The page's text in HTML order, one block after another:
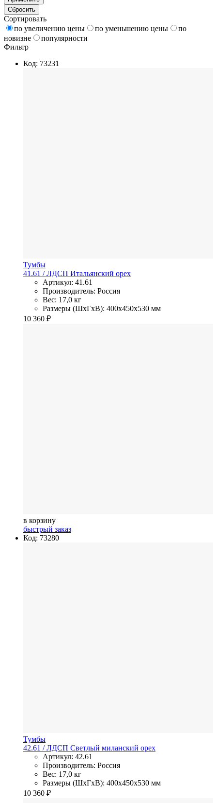
Сбросить
Сортировать
по увеличению цены
по уменьшению цены
по
новизне
популярности
Фильтр
Код: 73231
Тумбы
41.61 / ЛДСП Итальянский орех
Артикул: 41.61
Производитель: Россия
Вес: 17,0 кг
Размеры (ШхГхВ): 400x450x530 мм
10 360 ₽
в корзину
быстрый заказ
Код: 73280
Тумбы
42.61 / ЛДСП Светлый миланский орех
Артикул: 42.61
Производитель: Россия
Вес: 17,0 кг
Размеры (ШхГхВ): 400x450x530 мм
10 360 ₽